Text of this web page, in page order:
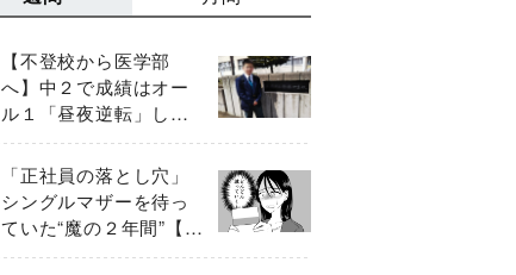
【不登校から医学部
へ】中２で成績はオー
ル１「昼夜逆転」した
わが子を”夜遊び”に連れ
出した母の気づき
「正社員の落とし穴」
シングルマザーを待っ
ていた“魔の２年間”【後
編】